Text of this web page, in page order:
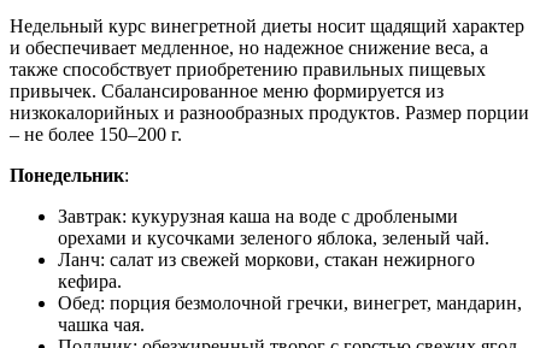
Недельный курс винегретной диеты носит щадящий характер
и обеспечивает медленное, но надежное снижение веса, а
также способствует приобретению правильных пищевых
привычек. Сбалансированное меню формируется из
низкокалорийных и разнообразных продуктов. Размер порции
– не более 150–200 г.
Понедельник:
Завтрак: кукурузная каша на воде с дроблеными
орехами и кусочками зеленого яблока, зеленый чай.
Ланч: салат из свежей моркови, стакан нежирного
кефира.
Обед: порция безмолочной гречки, винегрет, мандарин,
чашка чая.